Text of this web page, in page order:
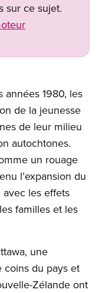
sur ce sujet.
années 1980, les
de la jeunesse
de leur milieu
autochtones.
un rouage
l’expansion du
avec les effets
familles et les
une
coins du pays et
Zélande ont